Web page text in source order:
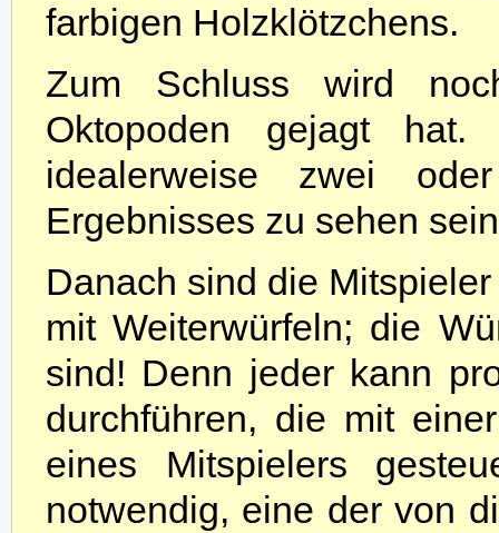
farbigen Holzklötzchens.
Zum Schluss wird
Oktopoden gejagt
idealerweise zwei
Ergebnisses zu sehen
Danach sind die
mit Weiterwürfeln; die
sind! Denn jeder kann
durchführen, die mit
eines Mitspielers
notwendig, eine der von